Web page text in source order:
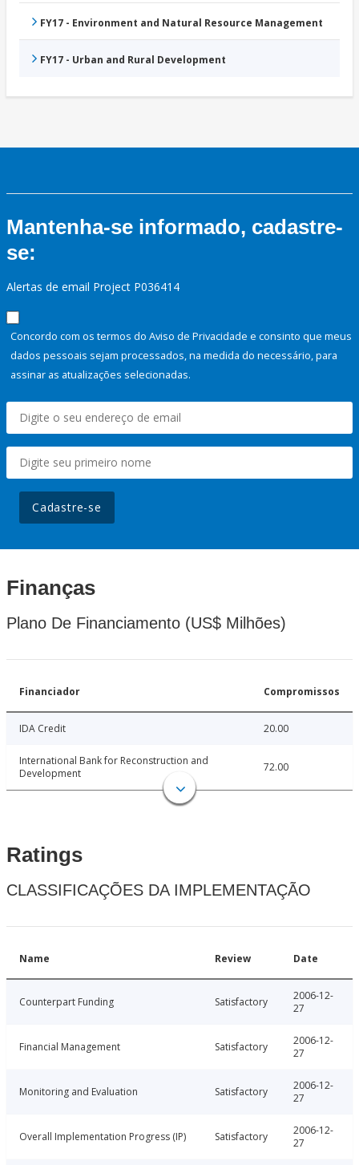
FY17 - Environment and Natural Resource Management
FY17 - Urban and Rural Development
Mantenha-se informado, cadastre-
se:
Alertas de email Project P036414
Concordo com os termos do Aviso de Privacidade e consinto que meus
dados pessoais sejam processados, na medida do necessário, para
assinar as atualizações selecionadas.
Cadastre-se
Finanças
Plano De Financiamento (US$ Milhões)
Financiador Compromissos
IDA Credit 20.00
International Bank for Reconstruction and
Development
72.00
Ratings
CLASSIFICAÇÕES DA IMPLEMENTAÇÃO
Name Review Date
Counterpart Funding Satisfactory
2006-12-
27
Financial Management Satisfactory
2006-12-
27
Monitoring and Evaluation Satisfactory
2006-12-
27
Overall Implementation Progress (IP) Satisfactory
2006-12-
27